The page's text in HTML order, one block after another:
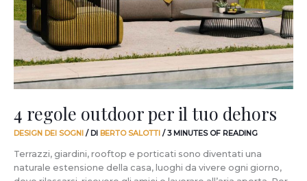
4 regole outdoor per il tuo dehors
DESIGN DEI SOGNI / DI BERTO SALOTTI /3 MINUTES OF READING
Terrazzi, giardini, rooftop e porticati sono diventati una
naturale estensione della casa, luoghi da vivere ogni giorno,
tuo
dehors